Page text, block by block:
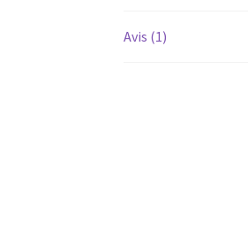
Avis (1)